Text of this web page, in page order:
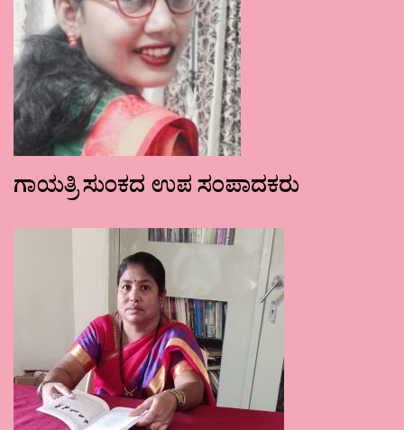
ಗಾಯತ್ರಿ ಸುಂಕದ ಉಪ ಸಂಪಾದಕರು